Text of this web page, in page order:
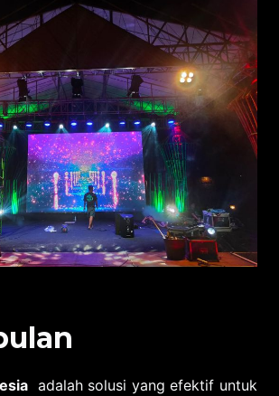
adalah solusi yang efektif untuk